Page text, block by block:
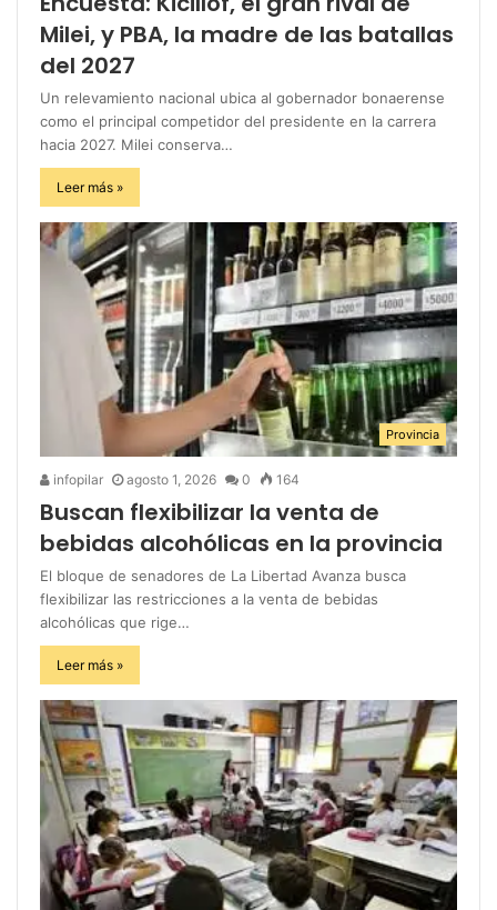
Milei, y PBA, la madre de las batallas
del 2027
Un relevamiento nacional ubica al gobernador bonaerense
como el principal competidor del presidente en la carrera
hacia 2027. Milei conserva…
Leer más »
Provincia
infopilar agosto 1, 2026 0 164
Buscan flexibilizar la venta de
bebidas alcohólicas en la provincia
El bloque de senadores de La Libertad Avanza busca
flexibilizar las restricciones a la venta de bebidas
alcohólicas que rige…
Leer más »